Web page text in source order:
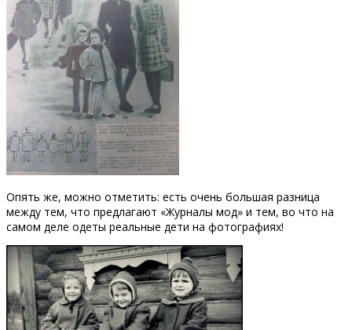
Опять же, можно отметить: есть очень большая разница
между тем, что предлагают «Журналы мод» и тем, во что на
самом деле одеты реальные дети на фотографиях!